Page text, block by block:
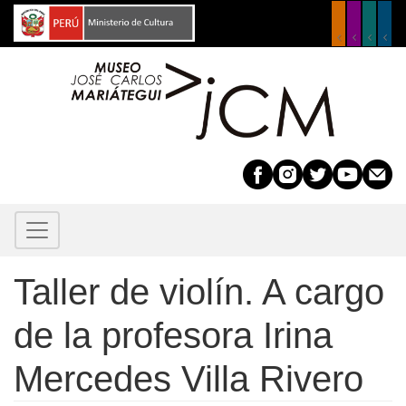
Pasar
Taller de violín. A cargo
de la profesora Irina
Mercedes Villa Rivero